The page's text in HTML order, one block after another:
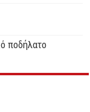
ποδήλατο